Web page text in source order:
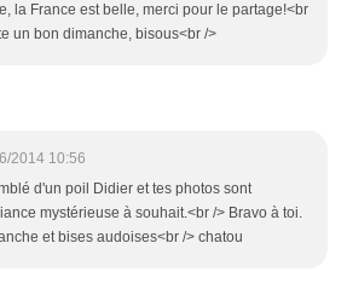
la France est belle, merci pour le partage!<br
un bon dimanche, bisous<br />
2014 10:56
d'un poil Didier et tes photos sont
mystérieuse à souhait.<br /> Bravo à toi.
et bises audoises<br /> chatou